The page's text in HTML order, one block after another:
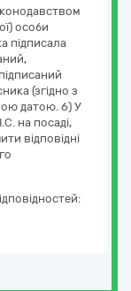
особи
підписала
(згідно з
датою. 6) У
на посаді,
відповідні